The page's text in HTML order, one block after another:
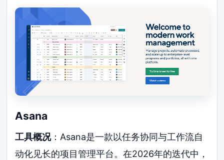
Asana
工具概况：Asana是一款以任务协同与工作流自
动化见长的项目管理平台。在2026年的迭代中，